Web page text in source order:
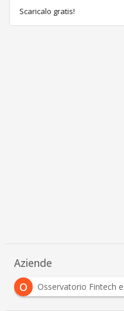
Scaricalo gratis!
Aziende
Fintech e Insurtech